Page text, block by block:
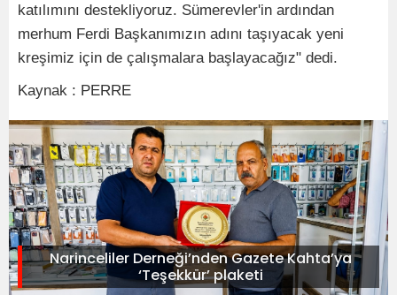
katılımını destekliyoruz. Sümerevler'in ardından
merhum Ferdi Başkanımızın adını taşıyacak yeni
kreşimiz için de çalışmalara başlayacağız" dedi.
Kaynak : PERRE
Narinceliler Derneği’nden Gazete Kahta’ya
‘Teşekkür’ plaketi